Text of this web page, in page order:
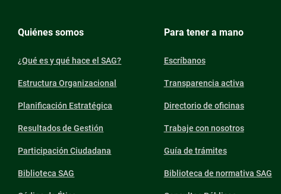
Quiénes somos
¿Qué es y qué hace el SAG?
Estructura Organizacional
Planificación Estratégica
Resultados de Gestión
Participación Ciudadana
Biblioteca SAG
Para tener a mano
Escríbanos
Transparencia activa
Directorio de oficinas
Trabaje con nosotros
Guía de trámites
Biblioteca de normativa SAG